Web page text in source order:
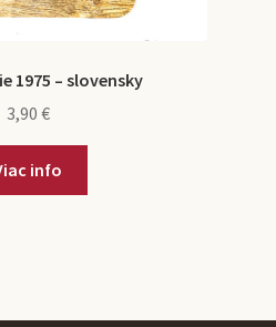
1975 – slovensky
3,90 €
info